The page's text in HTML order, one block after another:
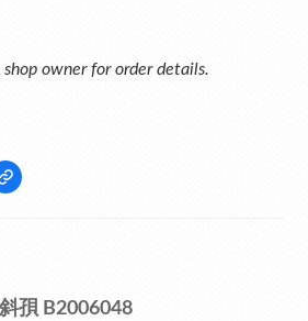
shop owner for order details.
孭 B2006048